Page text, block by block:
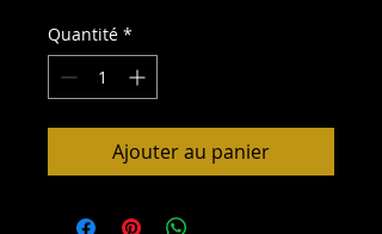
Quantité *
Ajouter au panier